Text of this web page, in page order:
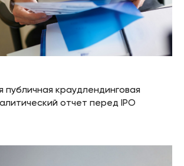
краудлендинговая
отчет перед IPO